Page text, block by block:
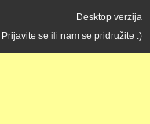
Desktop verzija
Prijavite se ili nam se pridružite :)